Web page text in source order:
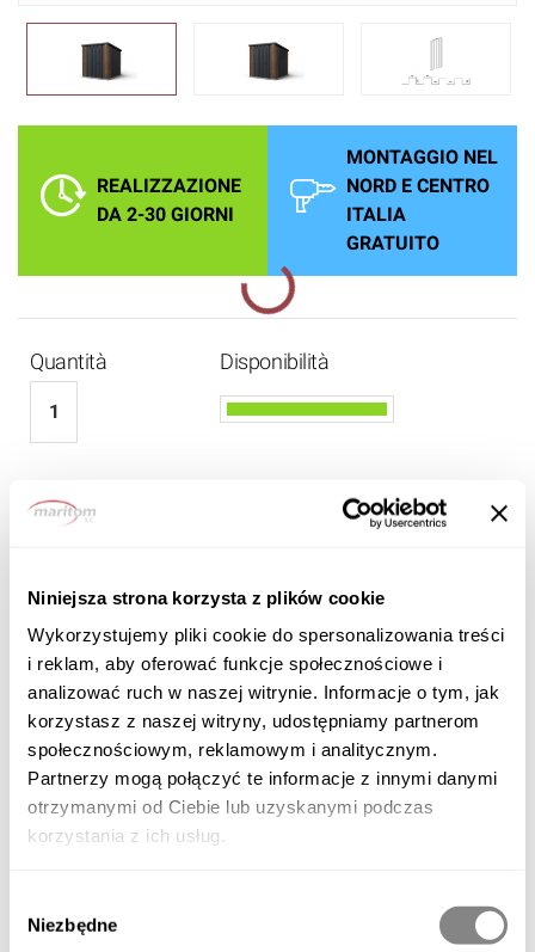
Niniejsza strona korzysta z plików cookie
Wykorzystujemy pliki cookie do spersonalizowania treści
i reklam, aby oferować funkcje społecznościowe i
analizować ruch w naszej witrynie. Informacje o tym, jak
korzystasz z naszej witryny, udostępniamy partnerom
społecznościowym, reklamowym i analitycznym.
Partnerzy mogą połączyć te informacje z innymi danymi
otrzymanymi od Ciebie lub uzyskanymi podczas
korzystania z ich usług.
zgody
Niezbędne
REALIZZAZIONE
DA 2-30 GIORNI
MONTAGGIO NEL
NORD E CENTRO
ITALIA
GRATUITO
Quantità Disponibilità
Descrizione del prodotto
Galleria